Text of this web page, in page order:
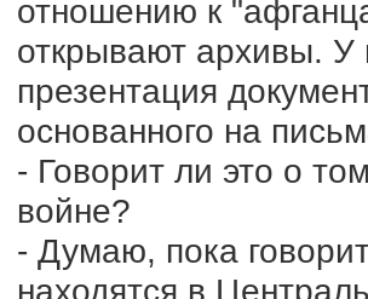
отношению к
открывают архивы. У
презентация
основанного на
- Говорит ли это о
войне?
- Думаю, пока
находятся в